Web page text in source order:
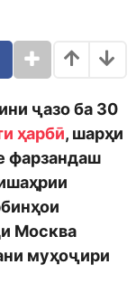
ҷазо ба 30
ҳарбӣ, шарҳи
фарзандаш
Москва
муҳоҷири